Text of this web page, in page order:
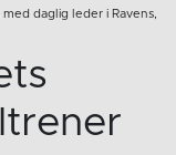
daglig leder i Ravens,